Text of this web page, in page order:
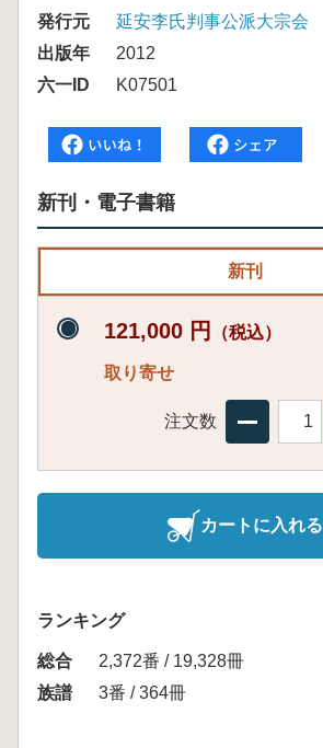
発行元
延安李氏判事公派大宗会
出版年
2012
六一ID
K07501
新刊・電子書籍
新刊
121,000 円 （税込）
取り寄せ
注文数
カートに入れる
ランキング
総合
2,372番 / 19,328冊
族譜
3番 / 364冊